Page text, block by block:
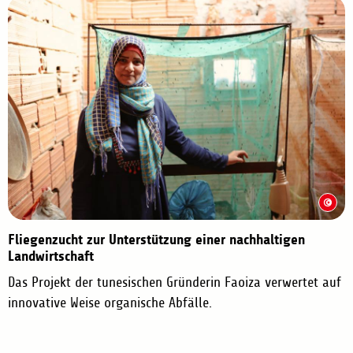
Fliegenzucht zur Unterstützung einer nachhaltigen
Landwirtschaft
Das Projekt der tunesischen Gründerin Faoiza verwertet auf
innovative Weise organische Abfälle.